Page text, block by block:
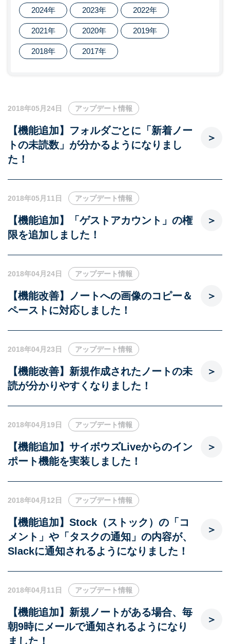
2024年 2023年 2022年
2021年 2020年 2019年
2018年 2017年
2018年05月24日 アップデート情報
【機能追加】フォルダごとに「新着ノー
トの未読数」が分かるようになりまし
た！
2018年05月11日 アップデート情報
【機能追加】「ゲストアカウント」の権
限を追加しました！
2018年04月24日 アップデート情報
【機能改善】ノートへの画像のコピー＆
ペーストに対応しました！
2018年04月23日 アップデート情報
【機能改善】新規作成されたノートの未
読が分かりやすくなりました！
2018年04月19日 アップデート情報
【機能追加】サイボウズLiveからのイン
ポート機能を実装しました！
2018年04月12日 アップデート情報
【機能追加】Stock（ストック）の「コ
メント」や「タスクの通知」の内容が、
Slackに通知されるようになりました！
2018年04月11日 アップデート情報
【機能追加】新規ノートがある場合、毎
朝9時にメールで通知されるようになり
ました！